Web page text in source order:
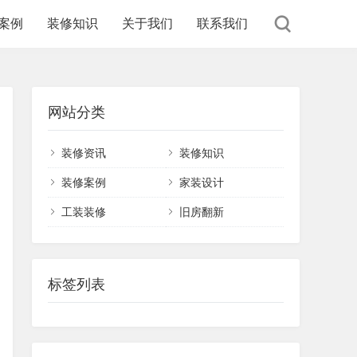
例 装修知识 关于我们 联系我们
网站分类
装修资讯 装修知识
装修案例 家装设计
工装装修 旧房翻新
标签列表